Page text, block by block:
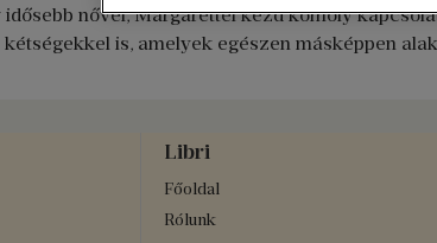
nővel, Margarettel kezd komoly
is, amelyek egészen másképpen
Libri
Főoldal
Rólunk